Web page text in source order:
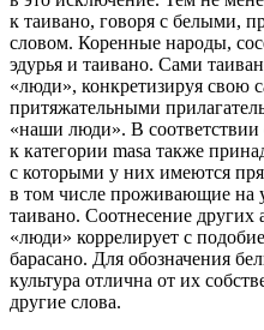
к таивано, говоря с белыми,
словом. Коренные народы,
эдурья и таивано. Сами
«люди», конкретизируя свою
притяжательными
«наши люди». В соответствии
к категории masa также
с которыми у них имеются
в том числе проживающие на
таивано. Соотнесение
«люди» коррелирует с
барасано. Для обозначения
культура отлична от их
другие слова.